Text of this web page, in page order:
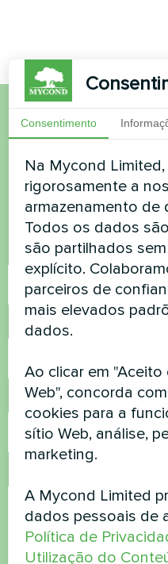
Quer
dúvidas?
Contacte-nos e
Nome
Número de telefone
Correio eletrónico
Consentimento
Na Mycond
rigorosamente a
armazenamento de
Todos os dados
são partilhados
explícito.
parceiros de
mais elevados
dados.
Ao clicar em
Web", concorda
cookies para a
sítio Web, análise,
marketing.
A Mycond Limited
dados pessoais de
Política de
Utilização do